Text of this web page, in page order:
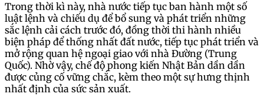
Trong thời kì này, nhà nước tiếp tục ban hành một số
luật lệnh và chiếu dụ để bổ sung và phát triển những
sắc lệnh cải cách trước đó, đồng thời thi hành nhiều
biện pháp để thống nhất đất nước, tiếp tục phát triển và
mở rộng quan hệ ngoại giao với nhà Đường (Trung
Quốc). Nhờ vậy, chế độ phong kiến Nhật Bản dần dần
được củng cố vững chắc, kèm theo một sự hưng thịnh
nhất định của sức sản xuất.